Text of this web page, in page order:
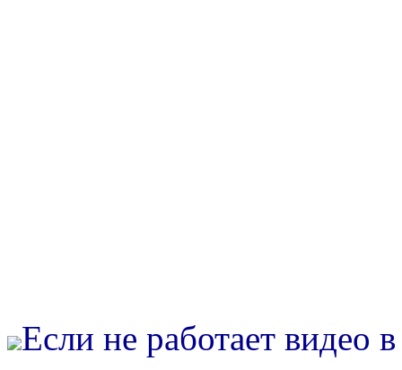
Если не работает видео